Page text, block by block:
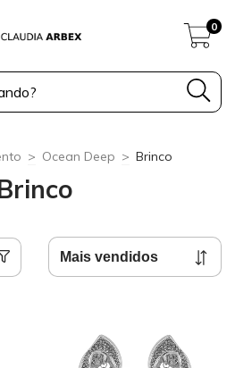
0
> Ocean Deep > Brinco